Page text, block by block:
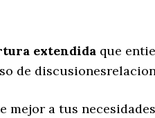
extendida que
de
mejor a tus